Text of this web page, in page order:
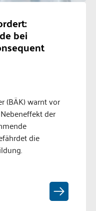
bei
(BÄK) warnt vor
der
die